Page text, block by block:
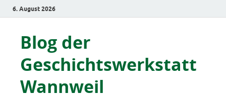
6. August 2026
Blog der
Geschichtswerkstatt
Wannweil